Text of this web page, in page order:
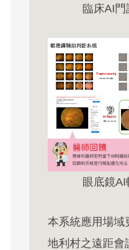
臨床AI門
眼底鏡AI
本系統應用場域
地利村之遠距會